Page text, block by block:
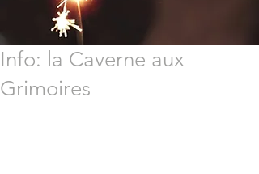
Info: la Caverne aux
Grimoires